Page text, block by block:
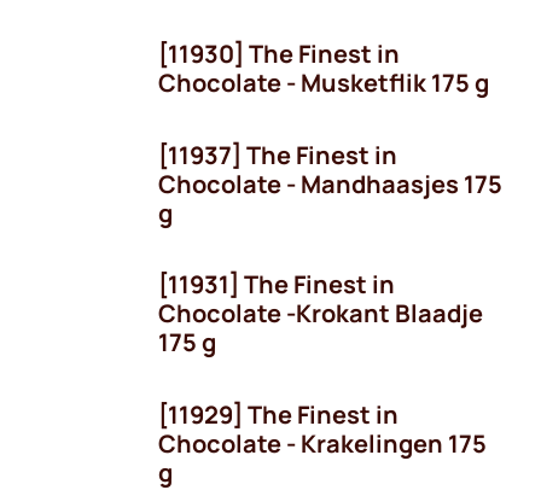
[11930] The Finest in
Chocolate - Musketflik 175 g
[11937] The Finest in
Chocolate - Mandhaasjes 175
g
[11931] The Finest in
Chocolate -Krokant Blaadje
175 g
[11929] The Finest in
Chocolate - Krakelingen 175
g